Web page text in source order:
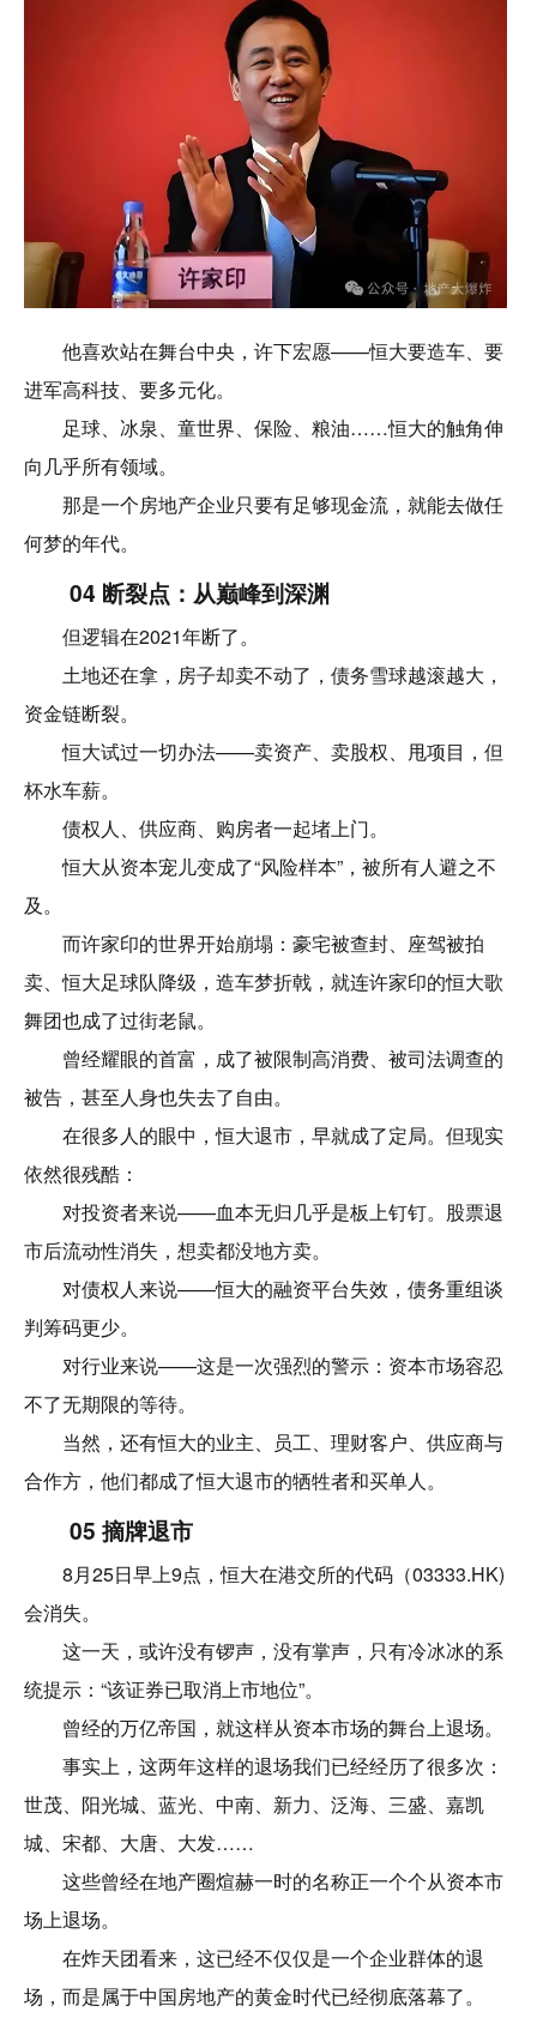
他喜欢站在舞台中央，许下宏愿——恒大要造车、要
进军高科技、要多元化。
足球、冰泉、童世界、保险、粮油……恒大的触角伸
向几乎所有领域。
那是一个房地产企业只要有足够现金流，就能去做任
何梦的年代。
04 断裂点：从巅峰到深渊
但逻辑在2021年断了。
土地还在拿，房子却卖不动了，债务雪球越滚越大，
资金链断裂。
恒大试过一切办法——卖资产、卖股权、甩项目，但
杯水车薪。
债权人、供应商、购房者一起堵上门。
恒大从资本宠儿变成了“风险样本”，被所有人避之不
及。
而许家印的世界开始崩塌：豪宅被查封、座驾被拍
卖、恒大足球队降级，造车梦折戟，就连许家印的恒大歌
舞团也成了过街老鼠。
曾经耀眼的首富，成了被限制高消费、被司法调查的
被告，甚至人身也失去了自由。
在很多人的眼中，恒大退市，早就成了定局。但现实
依然很残酷：
对投资者来说——血本无归几乎是板上钉钉。股票退
市后流动性消失，想卖都没地方卖。
对债权人来说——恒大的融资平台失效，债务重组谈
判筹码更少。
对行业来说——这是一次强烈的警示：资本市场容忍
不了无期限的等待。
当然，还有恒大的业主、员工、理财客户、供应商与
合作方，他们都成了恒大退市的牺牲者和买单人。
05 摘牌退市
8月25日早上9点，恒大在港交所的代码（03333.HK)
会消失。
这一天，或许没有锣声，没有掌声，只有冷冰冰的系
统提示：“该证券已取消上市地位”。
曾经的万亿帝国，就这样从资本市场的舞台上退场。
事实上，这两年这样的退场我们已经经历了很多次：
世茂、阳光城、蓝光、中南、新力、泛海、三盛、嘉凯
城、宋都、大唐、大发……
这些曾经在地产圈煊赫一时的名称正一个个从资本市
场上退场。
在炸天团看来，这已经不仅仅是一个企业群体的退
场，而是属于中国房地产的黄金时代已经彻底落幕了。